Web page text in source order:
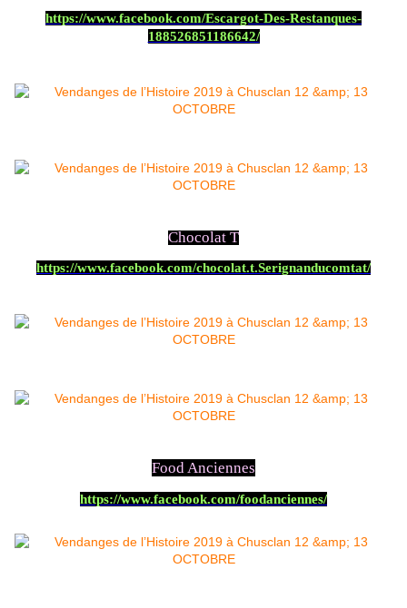
https://www.facebook.com/Escargot-Des-Restanques-
188526851186642/
Chocolat T
https://www.facebook.com/chocolat.t.Serignanducomtat/
Food Anciennes
https://www.facebook.com/foodanciennes/